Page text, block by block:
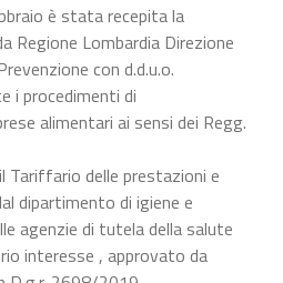
è stata recepita la
Regione Lombardia Direzione
con d.d.u.o.
i procedimenti di
alimentari ai sensi dei Regg.
delle prestazioni e
dipartimento di igiene e
agenzie di tutela della salute
interesse , approvato da